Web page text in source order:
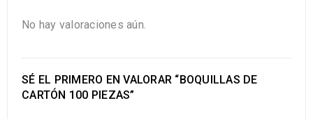
No hay valoraciones aún.
SÉ EL PRIMERO EN VALORAR “BOQUILLAS DE
CARTÓN 100 PIEZAS”